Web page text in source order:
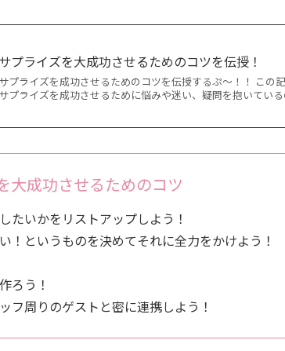
サプライズを大成功させるためのコツを伝授！
サプライズを成功させるためのコツを伝授するぷ〜！！ この
サプライズを成功させるために悩みや迷い、疑問を抱いてい
大成功させるためのコツ
たいかをリストアップしよう！
！というものを決めてそれに全力をかけよう！
ろう！
フ周りのゲストと密に連携しよう！